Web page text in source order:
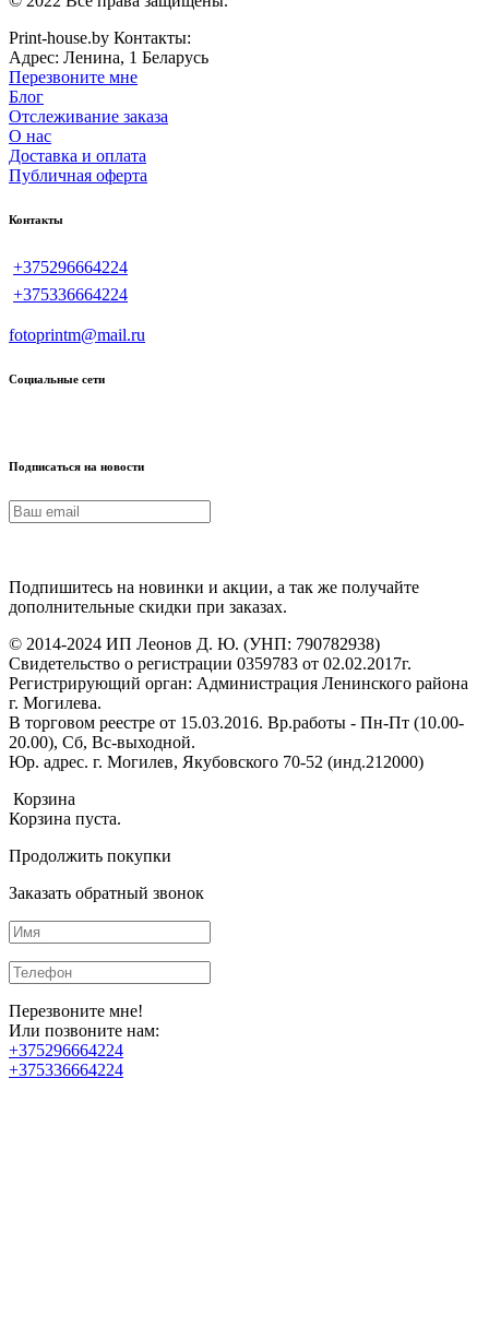
Print-house.by Контакты:
Адрес: Ленина, 1 Беларусь
Перезвоните мне
Блог
Отслеживание заказа
О нас
Доставка и оплата
Публичная оферта
Контакты
+375296664224
+375336664224
fotoprintm@mail.ru
Социальные сети
Подписаться на новости
Подпишитесь на новинки и акции, а так же получайте
дополнительные скидки при заказах.
© 2014-2024 ИП Леонов Д. Ю. (УНП: 790782938)
Свидетельство о регистрации 0359783 от 02.02.2017г.
Регистрирующий орган: Администрация Ленинского района
г. Могилева.
В торговом реестре от 15.03.2016. Вр.работы - Пн-Пт (10.00-
20.00), Сб, Вс-выходной.
Юр. адрес. г. Могилев, Якубовского 70-52 (инд.212000)
Корзина
Корзина пуста.
Продолжить покупки
Заказать обратный звонок
Перезвоните мне!
Или позвоните нам:
+375296664224
+375336664224